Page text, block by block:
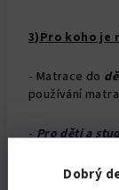
Dobrý
3)Pro koho je
- Matrace do
používání
-Pro děti a
(líných) pěn.